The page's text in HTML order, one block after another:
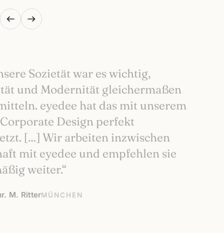
Sozietät war es wichtig,
und Modernität gleichermaßen
eyedee hat das mit unserem
Design perfekt
[…] Wir arbeiten inzwischen
mit eyedee und empfehlen sie
weiter.“
M. RitterMÜNCHEN